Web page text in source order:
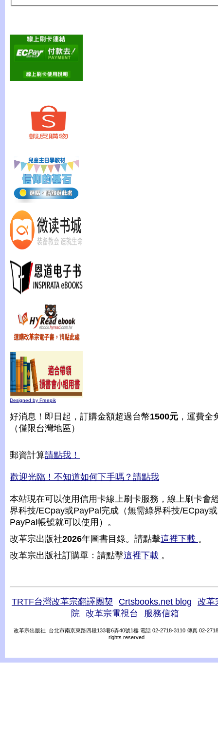
Designed by Freepik
好消息！即日起，訂購金額超過台幣1500元 ，運費全
（僅限台灣地區）
郵資計算請點我！
歡迎光臨！不知道如何下手嗎？請點我
本站現在可以使用信用卡線上刷卡服務，線上刷卡會
界科技/ECpay或PayPal完成（無需綠界科技/ECpay或
PayPal帳號就可以使用）。
改革宗出版社2026年圖書目錄。請點擊這裡下載 。
改革宗出版社訂購單：請點擊這裡下載 。
TRTF台灣改革宗翻譯團契 Crtsbooks.net blog
改革
院
改革宗電視台 服務信箱
改革宗出版社 台北市南京東路四段133巷6弄40號1樓 電話 02-2718-3110 傳真 02-
rights reserved